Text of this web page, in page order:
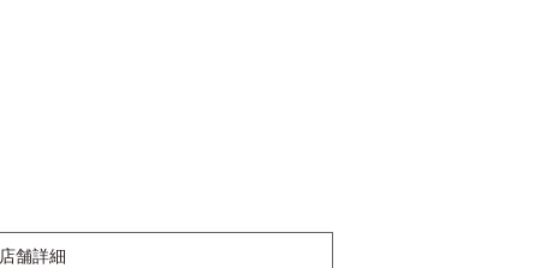
店舗詳細